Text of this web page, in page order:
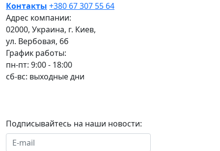
Контакты +380 67 307 55 64
Адрес компании:
02000, Украина, г. Киев,
ул. Вербовая, 6б
График работы:
пн-пт: 9:00 - 18:00
сб-вс: выходные дни
Подписывайтесь на наши новости: